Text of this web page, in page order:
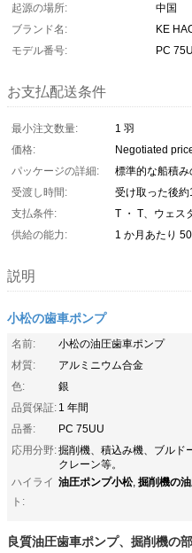
起源の場所:
中国
ブランド名:
KE
モデル番号:
PC
お支払配送条件
最小注文数量:
1 羽
価格:
Negotiated
パッケージの詳細:
標準的な船積
受渡し時間:
受け取った後約
支払条件:
T ・ T、ウェス
供給の能力:
1 か月あたり
説明
小松の歯車ポンプ
名前:
小松の油圧歯車ポンプ
材質:
アルミニウム合金
色:
銀
品質保証: 1 年間
品番:
PC 75UU
応用分野:掘削機、積込み機、ブルド
クレーン等。
ハイライ
ト:
油圧ポンプ小松, 掘削機の
良質油圧歯車ポンプ、掘削機の